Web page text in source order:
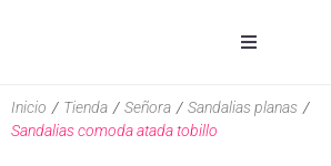
Inicio
Inicio / Tienda / Señora / Sandalias planas /
Sandalias comoda atada tobillo